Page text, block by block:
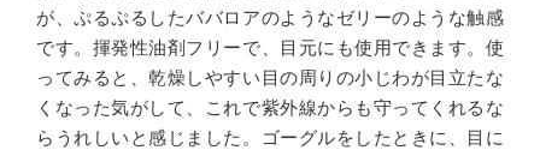
が、ぷるぷるしたババロアのようなゼリーのような触感
です。揮発性油剤フリーで、目元にも使用できます。使
ってみると、乾燥しやすい目の周りの小じわが目立たな
くなった気がして、これで紫外線からも守ってくれるな
らうれしいと感じました。ゴーグルをしたときに、目に